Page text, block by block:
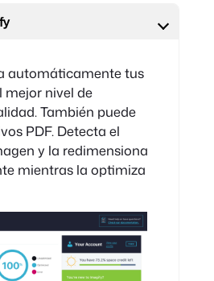
automáticamente tus
mejor nivel de
También puede
PDF. Detecta el
y la redimensiona
mientras la optimiza